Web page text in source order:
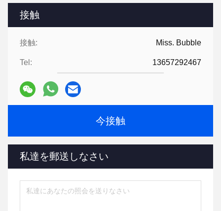
接触
接触: Miss. Bubble
Tel: 13657292467
今接触
私達を郵送しなさい